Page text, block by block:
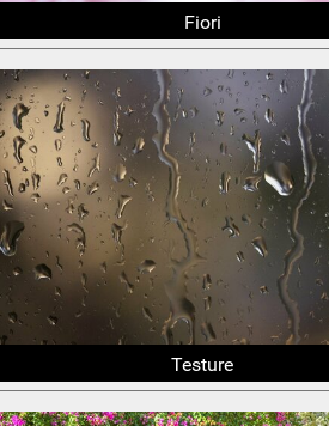
Fiori
Testure